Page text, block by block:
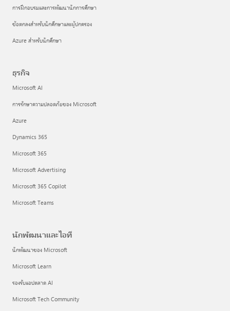
การฝึกอบรมและการพัฒนานักการศึกษา
ข้อตกลงสำหรับนักศึกษาและผู้ปกครอง
Azure สำหรับนักศึกษา
ธุรกิจ
Microsoft AI
การรักษาความปลอดภัยของ Microsoft
Azure
Dynamics 365
Microsoft 365
Microsoft Advertising
Microsoft 365 Copilot
Microsoft Teams
นักพัฒนาและไอที
นักพัฒนาของ Microsoft
Microsoft Learn
รองรับแอปตลาด AI
Microsoft Tech Community